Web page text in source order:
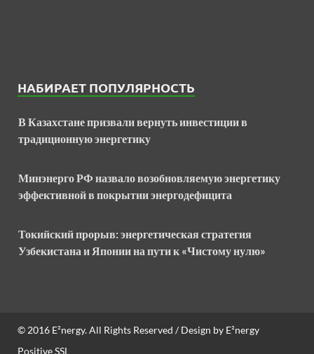
НАБИРАЕТ ПОПУЛЯРНОСТЬ
В Казахстане призвали вернуть инвестиции в
традиционную энергетику
Минэнерго РФ назвало возобновляемую энергетику
эффективной в покрытии энергодефицита
Токийский прорыв: энергетическая стратегия
Узбекистана и Японии на пути к «Чистому нулю»
© 2016 E²nergy. All Rights Reserved / Design by E²nergy
Positive SSL